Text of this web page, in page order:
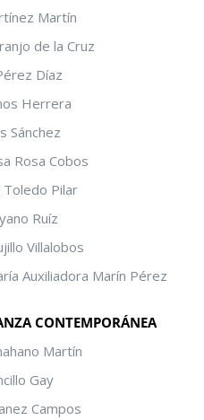
Martín
de la Cruz
Díaz
Herrera
Sánchez
Rosa Cobos
Pilar
Ruíz
Villalobos
Auxiliadora Marín Pérez
CONTEMPORÁNEA
Martín
Gay
Campos